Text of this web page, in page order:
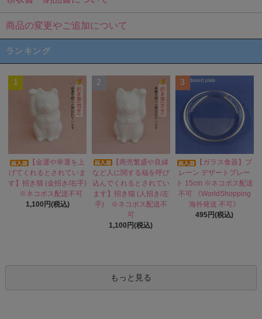
商品の変更やご追加について
ランキング
1
【金運や幸運を上
げてくれるとされていま
す】招き猫 (金招き/右手)
※ネコポス配送不可
1,100円(税込)
2
【商売繁盛や良縁
など人に関する福を呼び
込んでくれるとされてい
ます】招き猫 (人招き/左
手) ※ネコポス配送不
可
1,100円(税込)
3
【ガラス食器】プ
レーン デザートプレー
ト 15cm ※ネコポス配送
不可 《WorldShopping
海外発送 不可》
495円(税込)
もっと見る